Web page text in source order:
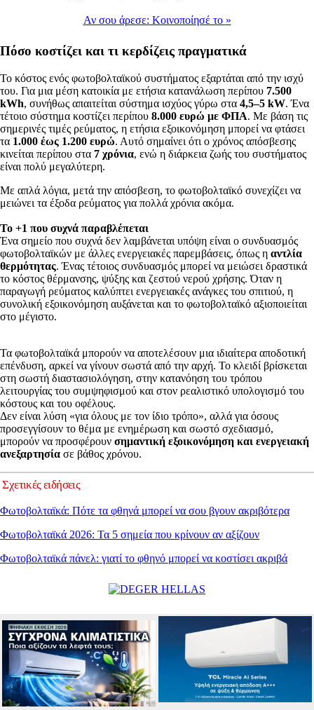
Αν σου άρεσε: Κοινοποίησέ το »
Πόσο κοστίζει και τι κερδίζεις πραγματικά
Το κόστος ενός φωτοβολταϊκού συστήματος εξαρτάται από την ισχύ
του. Για μια μέση κατοικία με ετήσια κατανάλωση περίπου 7.500
kWh, συνήθως απαιτείται σύστημα ισχύος γύρω στα 4,5–5 kW. Ένα
τέτοιο σύστημα κοστίζει περίπου 8.000 ευρώ με ΦΠΑ. Με βάση τις
σημερινές τιμές ρεύματος, η ετήσια εξοικονόμηση μπορεί να φτάσει
τα 1.000 έως 1.200 ευρώ. Αυτό σημαίνει ότι ο χρόνος απόσβεσης
κινείται περίπου στα 7 χρόνια, ενώ η διάρκεια ζωής του συστήματος
είναι πολύ μεγαλύτερη.
Με απλά λόγια, μετά την απόσβεση, το φωτοβολταϊκό συνεχίζει να
μειώνει τα έξοδα ρεύματος για πολλά χρόνια ακόμα.
Το +1 που συχνά παραβλέπεται
Ένα σημείο που συχνά δεν λαμβάνεται υπόψη είναι ο συνδυασμός
φωτοβολταϊκών με άλλες ενεργειακές παρεμβάσεις, όπως η αντλία
θερμότητας. Ένας τέτοιος συνδυασμός μπορεί να μειώσει δραστικά
το κόστος θέρμανσης, ψύξης και ζεστού νερού χρήσης. Όταν η
παραγωγή ρεύματος καλύπτει ενεργειακές ανάγκες του σπιτιού, η
συνολική εξοικονόμηση αυξάνεται και το φωτοβολταϊκό αξιοποιείται
στο μέγιστο.
Τα φωτοβολταϊκά μπορούν να αποτελέσουν μια ιδιαίτερα αποδοτική
επένδυση, αρκεί να γίνουν σωστά από την αρχή. Το κλειδί βρίσκεται
στη σωστή διαστασιολόγηση, στην κατανόηση του τρόπου
λειτουργίας του συμψηφισμού και στον ρεαλιστικό υπολογισμό του
κόστους και του οφέλους.
Δεν είναι λύση «για όλους με τον ίδιο τρόπο», αλλά για όσους
προσεγγίσουν το θέμα με ενημέρωση και σωστό σχεδιασμό,
μπορούν να προσφέρουν σημαντική εξοικονόμηση και ενεργειακή
ανεξαρτησία σε βάθος χρόνου.
Σχετικές ειδήσεις
Φωτοβολταϊκά: Πότε τα φθηνά μπορεί να σου βγουν ακριβότερα
Φωτοβολταϊκά 2026: Τα 5 σημεία που κρίνουν αν αξίζουν
Φωτοβολταϊκά πάνελ: γιατί το φθηνό μπορεί να κοστίσει ακριβά